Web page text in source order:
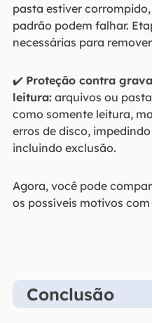
pasta estiver
padrão podem falhar.
necessárias para
✔️ Proteção contra
leitura:arquivos ou
como somente leitura,
erros de disco,
incluindo exclusão.
Agora, você pode
os possíveis motivos
Conclusão